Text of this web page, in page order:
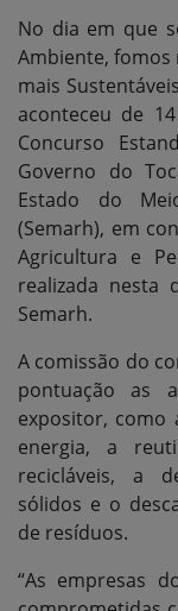
No dia em que
Ambiente, fomos
mais
aconteceu de
Concurso
Governo do
Estado do
(Semarh), em
Agricultura e
realizada nesta
Semarh.
A comissão do
pontuação as
expositor, como
energia, a
recicláveis, a
sólidos e o
de resíduos.
“As empresas